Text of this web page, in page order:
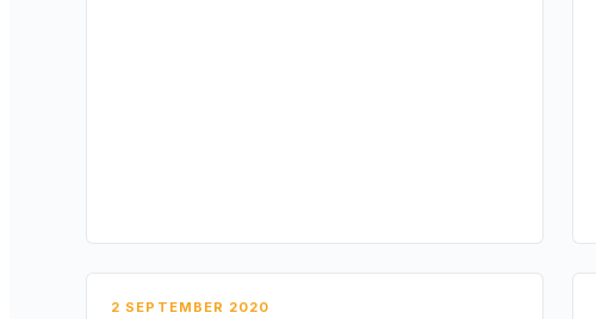
2 SEPTEMBER 2020